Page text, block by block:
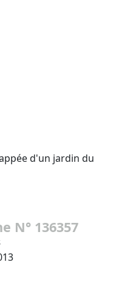
d'un jardin du
N° 136357